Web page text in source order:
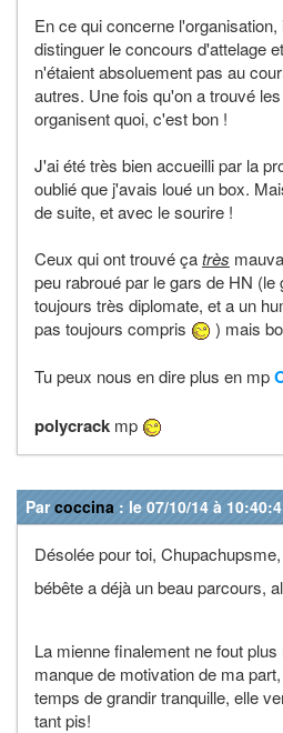
En ce qui concerne
distinguer le concours d'attelage
n'étaient absoluement pas au
autres. Une fois qu'on a trouvé
organisent quoi, c'est bon !
J'ai été très bien accueilli par la
oublié que j'avais loué un box.
de suite, et avec le sourire !
Ceux qui ont trouvé çatrès
peu rabroué par le gars de HN (le
toujours très diplomate, et a un
pas toujours compris
) mais
Tu peux nous en dire plus en mp
polycrack mp
Parcoccina : le 07/10/14 à
Désolée pour toi,
bébête a déjà un beau parcours,
La mienne finalement ne fout
manque de motivation de ma
temps de grandir tranquille, elle
tant pis!